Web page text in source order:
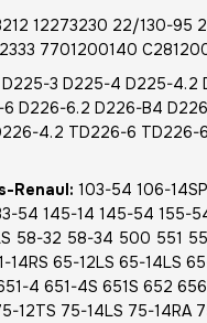
12273230 22/130-95
7701200140
D225-3 D225-4 D225-4.2
D226-6.2 D226-B4
4.2 TD226-6 TD226-
Renaul: 103-54 106-
54 145-14 145-54 155-
58-32 58-34 500 551
14RS 65-12LS 65-14LS
4 651-4S 651S 652
12TS 75-14LS 75-14RA